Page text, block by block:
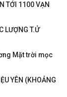
TỚI 1100 VẠN
LƯỢNG T.Ử
Mặt trời mọc
YÊN (KHOẢNG